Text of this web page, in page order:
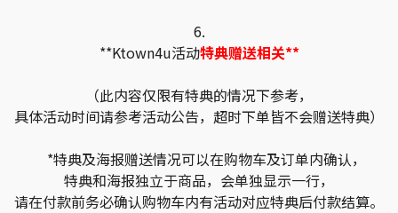
6.
**Ktown4u活动特典赠送相关**
（此内容仅限有特典的情况下参考，
具体活动时间请参考活动公告，超时下单皆不会赠送特典）
*特典及海报赠送情况可以在购物车及订单内确认，
特典和海报独立于商品，会单独显示一行，
请在付款前务必确认购物车内有活动对应特典后付款结算。